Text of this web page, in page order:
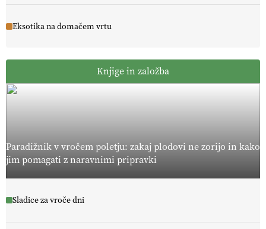
Eksotika na domačem vrtu
Knjige in založba
Paradižnik v vročem poletju: zakaj plodovi ne zorijo in kako
jim pomagati z naravnimi pripravki
Sladice za vroče dni